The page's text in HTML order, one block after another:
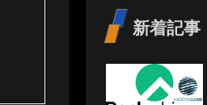
新着記事